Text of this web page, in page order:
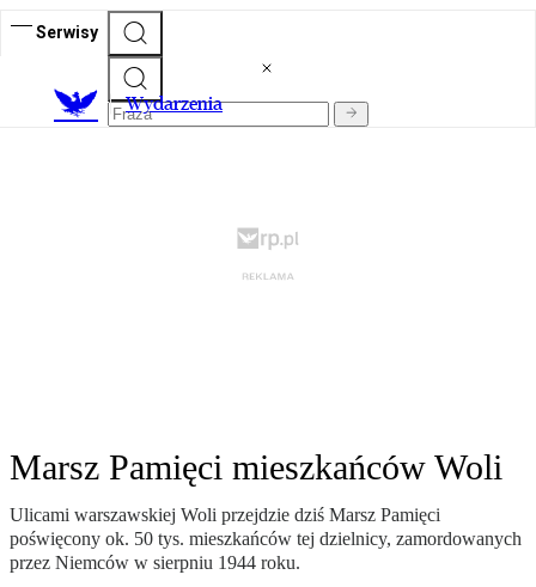
Serwisy
Wydarzenia
Marsz Pamięci mieszkańców Woli
Ulicami warszawskiej Woli przejdzie dziś Marsz Pamięci
poświęcony ok. 50 tys. mieszkańców tej dzielnicy, zamordowanych
przez Niemców w sierpniu 1944 roku.